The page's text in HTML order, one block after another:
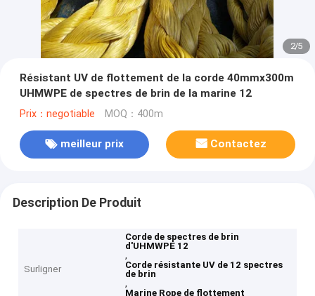
2/5
Résistant UV de flottement de la corde 40mmx300m
UHMWPE de spectres de brin de la marine 12
Prix：negotiable MOQ：400m
meilleur prix Contactez
Description De Produit
Surligner
Corde de spectres de brin
d'UHMWPE 12
,
Corde résistante UV de 12 spectres
de brin
,
Marine Rope de flottement